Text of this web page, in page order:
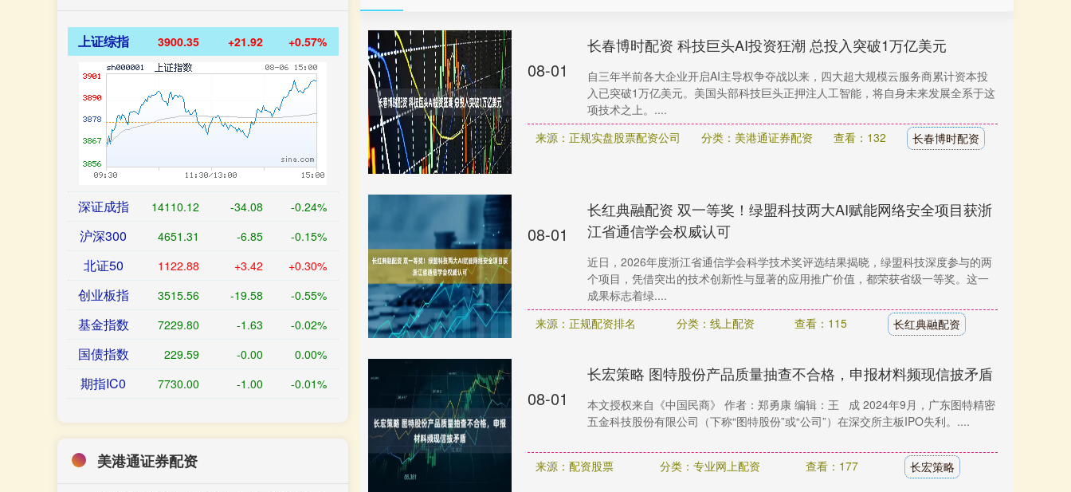
08-01
长春博时配资 科技巨头AI投资狂潮 总投入突破1万亿美元
自三年半前各大企业开启AI主导权争夺战以来，四大超大规模云服务商累计资本投
入已突破1万亿美元。美国头部科技巨头正押注人工智能，将自身未来发展全系于这
项技术之上。....
来源：正规实盘股票配资公司
分类：美港通证券配资 查看：132 长春博时配资
08-01
长红典融配资 双一等奖！绿盟科技两大AI赋能网络安全项目获浙
江省通信学会权威认可
近日，2026年度浙江省通信学会科学技术奖评选结果揭晓，绿盟科技深度参与的两
个项目，凭借突出的技术创新性与显著的应用推广价值，都荣获省级一等奖。这一
成果标志着绿....
来源：正规配资排名
分类：线上配资 查看：115 长红典融配资
08-01
长宏策略 图特股份产品质量抽查不合格，申报材料频现信披矛盾
本文授权来自《中国民商》 作者：郑勇康 编辑：王 成 2024年9月，广东图特精密
五金科技股份有限公司（下称“图特股份”或“公司”）在深交所主板IPO失利。....
来源：配资股票 分类：专业网上配资 查看：177 长宏策略
上证综指 3900.35 +21.92 +0.57%
深证成指 14110.12 -34.08 -0.24%
沪深300 4651.31 -6.85 -0.15%
北证50 1122.88 +3.42 +0.30%
创业板指 3515.56 -19.58 -0.55%
基金指数 7229.80 -1.63 -0.02%
国债指数 229.59 -0.00 0.00%
期指IC0 7730.00 -1.00 -0.01%
美港通证券配资